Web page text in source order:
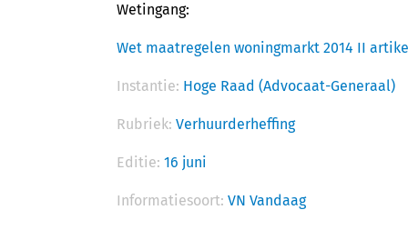
Wetingang:
Wet maatregelen woningmarkt 2014 II
Instantie: Hoge Raad (Advocaat-Generaal)
Rubriek: Verhuurderheffing
Editie: 16 juni
Informatiesoort: VN Vandaag